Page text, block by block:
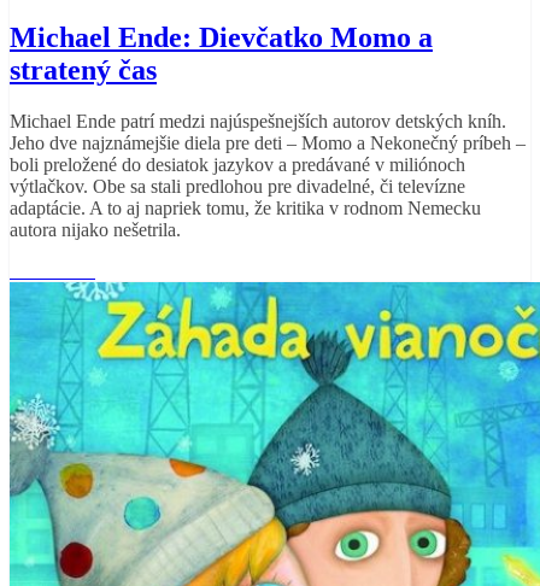
Michael Ende: Dievčatko Momo a
stratený čas
Michael Ende patrí medzi najúspešnejších autorov detských kníh.
Jeho dve najznámejšie diela pre deti – Momo a Nekonečný príbeh –
boli preložené do desiatok jazykov a predávané v miliónoch
výtlačkov. Obe sa stali predlohou pre divadelné, či televízne
adaptácie. A to aj napriek tomu, že kritika v rodnom Nemecku
autora nijako nešetrila.